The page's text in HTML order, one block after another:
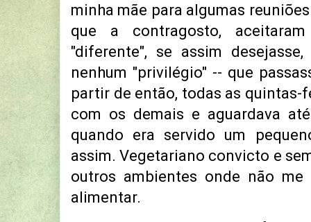
minha mãe para algumas
que a contragosto,
"diferente", se assim
nenhum "privilégio" -- que
partir de então, todas as quintas-
com os demais e aguardava
quando era servido um
assim. Vegetariano convicto e
outros ambientes onde não
alimentar.